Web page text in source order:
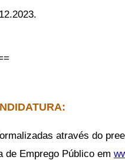
através do
de Emprego Público em